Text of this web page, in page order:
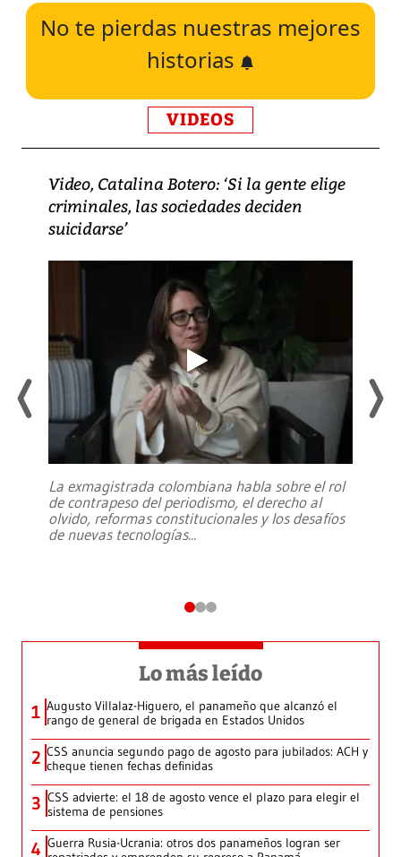
No te pierdas nuestras mejores
historias
VIDEOS
Video, Catalina Botero: ‘Si la gente elige
criminales, las sociedades deciden
suicidarse’
La exmagistrada colombiana habla sobre el rol
de contrapeso del periodismo, el derecho al
olvido, reformas constitucionales y los desafíos
de nuevas tecnologías...
Lo más leído
1 Augusto Villalaz-Higuero, el panameño que alcanzó el
rango de general de brigada en Estados Unidos
2 CSS anuncia segundo pago de agosto para jubilados: ACH y
cheque tienen fechas definidas
3 CSS advierte: el 18 de agosto vence el plazo para elegir el
sistema de pensiones
4 Guerra Rusia-Ucrania: otros dos panameños logran ser